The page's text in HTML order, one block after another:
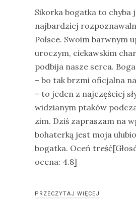
Sikorka bogatka to chyba
najbardziej
Polsce. Swoim barwnym
uroczym, ciekawskim
podbija nasze serca.
– bo tak brzmi oficjalna
– to jeden z najczęściej
widzianym ptaków
zim. Dziś zapraszam na
bohaterką jest moja
bogatka. Oceń
ocena: 4.8]
PRZECZYTAJ WIĘCEJ
gryzonie